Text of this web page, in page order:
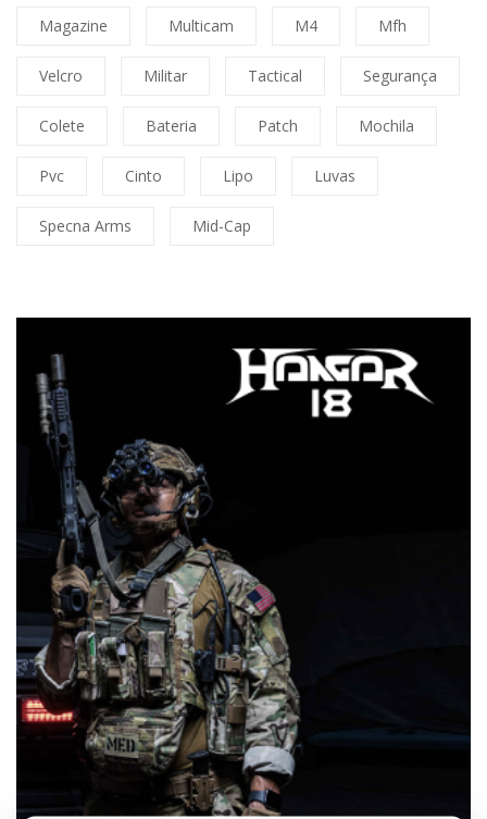
Magazine Multicam M4 Mfh
Velcro Militar Tactical Segurança
Colete Bateria Patch Mochila
Pvc Cinto Lipo Luvas
Specna Arms Mid-Cap